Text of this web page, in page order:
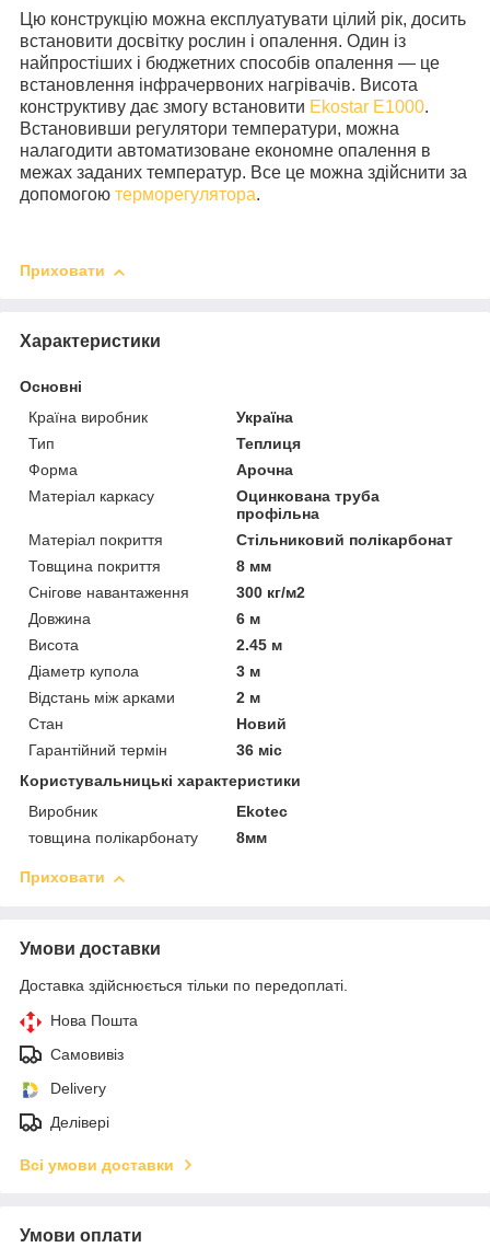
Цю конструкцію можна експлуатувати цілий рік, досить
встановити досвітку рослин і опалення. Один із
найпростіших і бюджетних способів опалення — це
встановлення інфрачервоних нагрівачів. Висота
конструктиву дає змогу встановити Ekostar E1000.
Встановивши регулятори температури, можна
налагодити автоматизоване економне опалення в
межах заданих температур. Все це можна здійснити за
допомогою терморегулятора.
Приховати
Характеристики
Основні
Країна виробник
Україна
Тип
Теплиця
Форма
Арочна
Матеріал каркасу
Оцинкована труба
профільна
Матеріал покриття
Стільниковий полікарбонат
Товщина покриття
8 мм
Снігове навантаження
300 кг/м2
Довжина
6 м
Висота
2.45 м
Діаметр купола
3 м
Відстань між арками
2 м
Стан
Новий
Гарантійний термін
36 міс
Користувальницькі характеристики
Виробник
Ekotec
товщина полікарбонату
8мм
Приховати
Умови доставки
Доставка здійснюється тільки по передоплаті.
Нова Пошта
Самовивіз
Delivery
Делівері
Всі умови доставки
Умови оплати